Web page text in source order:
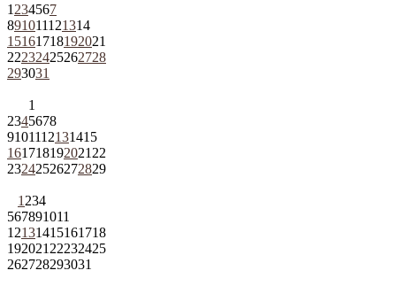
1 234567
891011121314
15161718192021
22232425262728
293031
1
2345678
9101112131415
161718192021 22
23242526272829
1 234
567891011
12131415161718
192021 22232425
262728293031